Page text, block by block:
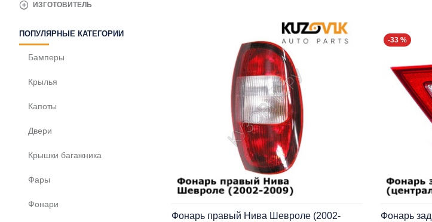
ИЗГОТОВИТЕЛЬ
ПОПУЛЯРНЫЕ КАТЕГОРИИ
Бамперы
Крылья
Капоты
Двери
Крышки багажника
Фары
Фонари
Фонарь правый Нива Шевроле (2002-
-33 %
Фонарь